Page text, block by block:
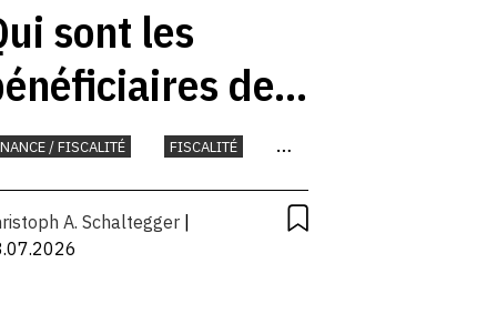
sont les
des
/ FISCALITÉ
FISCALITÉ
A. Schaltegger |